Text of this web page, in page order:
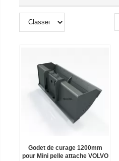
Godet de curage 1200mm
pour Mini pelle attache VOLVO